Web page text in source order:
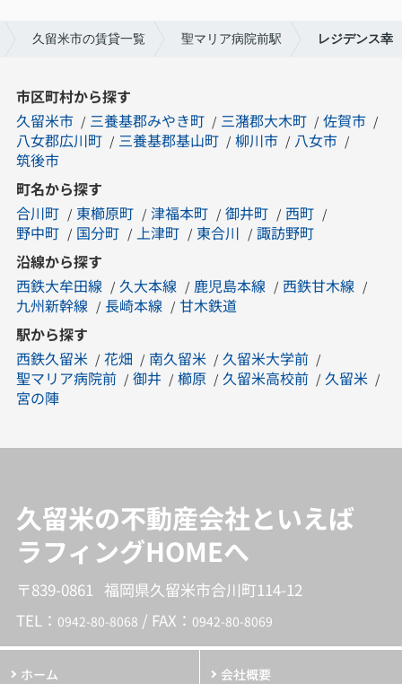
久留米市の賃貸一覧 聖マリア病院前駅 レジデンス幸
市区町村から探す
久留米市
三養基郡みやき町 三潴郡大木町
佐賀市
八女郡広川町
三養基郡基山町 柳川市
八女市
筑後市
町名から探す
合川町
東櫛原町 津福本町 御井町
西町
野中町
国分町 上津町 東合川
諏訪野町
沿線から探す
西鉄大牟田線
久大本線 鹿児島本線
西鉄甘木線
九州新幹線
長崎本線
甘木鉄道
駅から探す
西鉄久留米
花畑 南久留米
久留米大学前
聖マリア病院前
御井 櫛原 久留米高校前
久留米
宮の陣
久留米の不動産会社といえば
ラフィングHOMEへ
〒839-0861 福岡県久留米市合川町114-12
TEL： 0942-80-8068 / FAX： 0942-80-8069
ホーム 会社概要